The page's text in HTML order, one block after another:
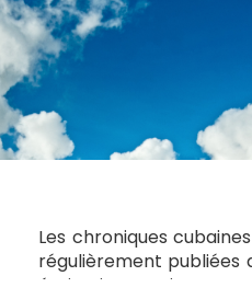
Les chroniques
régulièrement publiées
écrits internationaux.